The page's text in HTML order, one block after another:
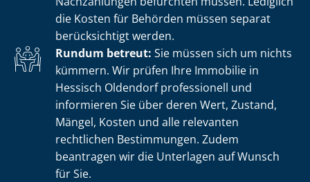
die Kosten für Behörden müssen separat
berücksichtigt werden.
Rundum betreut: Sie müssen sich um nichts
kümmern. Wir prüfen Ihre Immobilie in
Hessisch Oldendorf professionell und
informieren Sie über deren Wert, Zustand,
Mängel, Kosten und alle relevanten
rechtlichen Bestimmungen. Zudem
beantragen wir die Unterlagen auf Wunsch
für Sie.